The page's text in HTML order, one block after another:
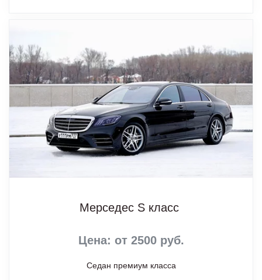
Мерседес S класс
Цена: от 2500 руб.
Седан премиум класса